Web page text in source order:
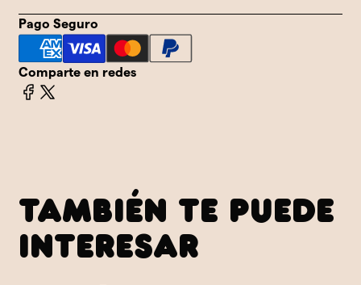
Pago Seguro
Comparte en redes
TAMBIÉN TE PUEDE
INTERESAR